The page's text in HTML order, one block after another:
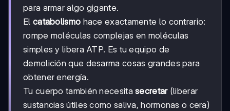
para armar algo gigante.
El catabolismo hace exactamente lo contrario:
rompe moléculas complejas en moléculas
simples y libera ATP. Es tu equipo de
demolición que desarma cosas grandes para
obtener energía.
Tu cuerpo también necesitasecretar(liberar
sustancias útiles como saliva, hormonas o cera)